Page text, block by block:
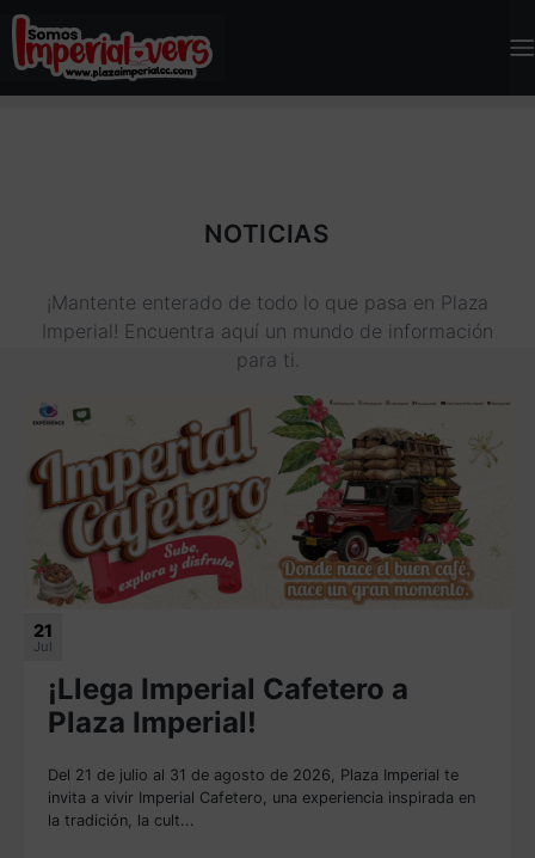
NOTICIAS
¡Mantente enterado de todo lo que pasa en Plaza
Imperial! Encuentra aquí un mundo de información
para ti.
21
Jul
¡Llega Imperial Cafetero a
Plaza Imperial!
Del 21 de julio al 31 de agosto de 2026, Plaza Imperial te
invita a vivir Imperial Cafetero, una experiencia inspirada en
la tradición, la cult...